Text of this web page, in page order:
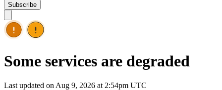
Subscribe
Some services are degraded
Last updated on Aug 9, 2026 at 2:54pm UTC